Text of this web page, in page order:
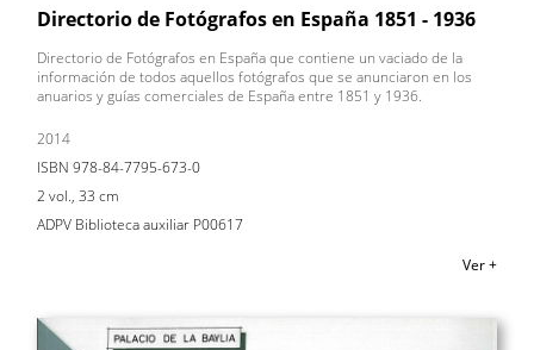
Directorio de Fotógrafos en España 1851 - 1936
Directorio de Fotógrafos en España que contiene un vaciado de la
información de todos aquellos fotógrafos que se anunciaron en los
anuarios y guías comerciales de España entre 1851 y 1936.
2014
ISBN 978-84-7795-673-0
2 vol., 33 cm
ADPV Biblioteca auxiliar P00617
Ver +